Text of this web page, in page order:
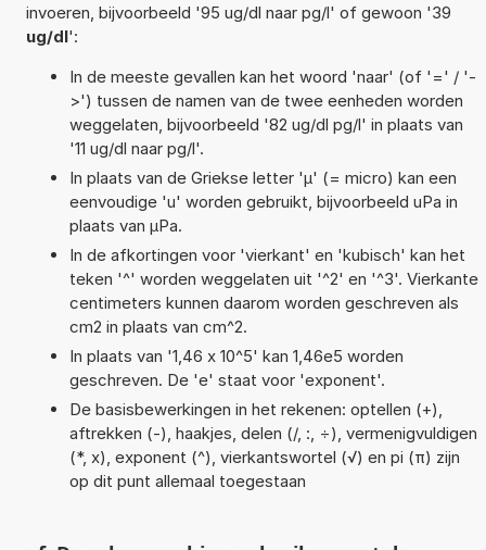
invoeren, bijvoorbeeld '95 ug/dl naar pg/l' of gewoon '39
ug/dl':
In de meeste gevallen kan het woord 'naar' (of '=' / '-
>') tussen de namen van de twee eenheden worden
weggelaten, bijvoorbeeld '82 ug/dl pg/l' in plaats van
'11 ug/dl naar pg/l'.
In plaats van de Griekse letter 'µ' (= micro) kan een
eenvoudige 'u' worden gebruikt, bijvoorbeeld uPa in
plaats van µPa.
In de afkortingen voor 'vierkant' en 'kubisch' kan het
teken '^' worden weggelaten uit '^2' en '^3'. Vierkante
centimeters kunnen daarom worden geschreven als
cm2 in plaats van cm^2.
In plaats van '1,46 x 10^5' kan 1,46e5 worden
geschreven. De 'e' staat voor 'exponent'.
De basisbewerkingen in het rekenen: optellen (+),
aftrekken (-), haakjes, delen (/, :, ÷), vermenigvuldigen
(*, x), exponent (^), vierkantswortel (√) en pi (π) zijn
op dit punt allemaal toegestaan